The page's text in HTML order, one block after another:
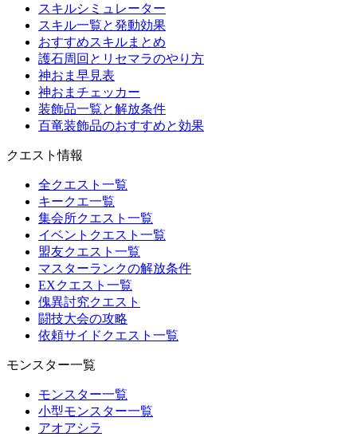
スキルシミュレーター
スキル一覧と発動効果
おすすめスキルまとめ
護石周回とリセマラのやり方
神おま早見表
神おまチェッカー
装飾品一覧と解放条件
百竜装飾品のおすすめと効果
クエスト情報
全クエスト一覧
キークエ一覧
集会所クエスト一覧
イベントクエスト一覧
盟友クエスト一覧
マスターランクの解放条件
EXクエスト一覧
傀異討究クエスト
闘技大会の攻略
依頼サイドクエスト一覧
モンスター一覧
モンスター一覧
小型モンスター一覧
アオアシラ